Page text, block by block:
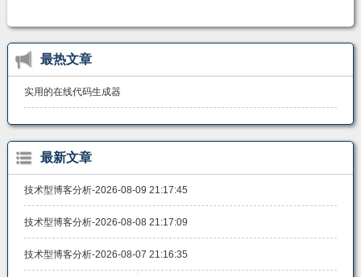
最热文章
实用的在线代码生成器
最新文章
技术型博客分析-2026-08-09 21:17:45
技术型博客分析-2026-08-08 21:17:09
技术型博客分析-2026-08-07 21:16:35